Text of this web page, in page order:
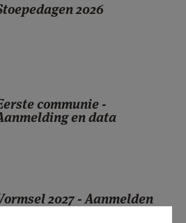
REGISTREREN
2026
communie -
en data
2027 - Aanmelden